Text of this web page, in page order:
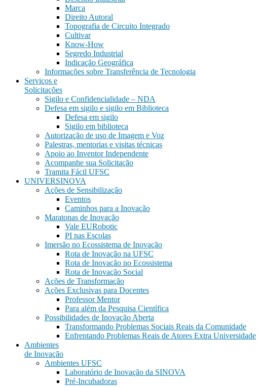
Marca
Direito Autoral
Topografia de Circuito Integrado
Cultivar
Know-How
Segredo Industrial
Indicação Geográfica
Informações sobre Transferência de Tecnologia
Serviços e
Solicitações
Sigilo e Confidencialidade – NDA
Defesa em sigilo e sigilo em Biblioteca
Defesa em sigilo
Sigilo em biblioteca
Autorização de uso de Imagem e Voz
Palestras, mentorias e visitas técnicas
Apoio ao Inventor Independente
Acompanhe sua Solicitação
Tramita Fácil UFSC
UNIVERSINOVA
Ações de Sensibilização
Eventos
Caminhos para a Inovação
Maratonas de Inovação
Vale EURobotic
PI nas Escolas
Imersão no Ecossistema de Inovação
Rota de Inovação na UFSC
Rota de Inovação no Ecossistema
Rota de Inovação Social
Ações de Transformação
Ações Exclusivas para Docentes
Professor Mentor
Para além da Pesquisa Científica
Possibilidades de Inovação Aberta
Transformando Problemas Sociais Reais da Comunidade
Enfrentando Problemas Reais de Atores Extra Universidade
Ambientes
de Inovação
Ambientes UFSC
Laboratório de Inovação da SINOVA
Pré-Incubadoras